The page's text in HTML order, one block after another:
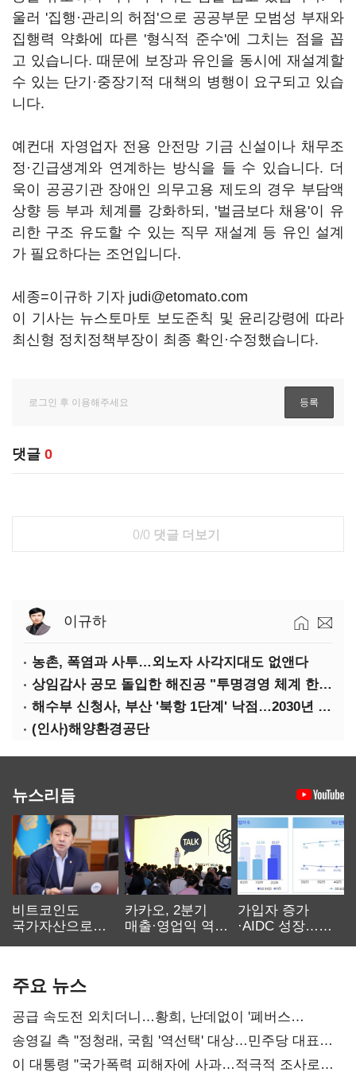
울러 '집행·관리의 허점'으로 공공부문 모범성 부재와
집행력 약화에 따른 '형식적 준수'에 그치는 점을 꼽
고 있습니다. 때문에 보장과 유인을 동시에 재설계할
수 있는 단기·중장기적 대책의 병행이 요구되고 있습
니다.
예컨대 자영업자 전용 안전망 기금 신설이나 채무조
정·긴급생계와 연계하는 방식을 들 수 있습니다. 더
욱이 공공기관 장애인 의무고용 제도의 경우 부담액
상향 등 부과 체계를 강화하되, '벌금보다 채용'이 유
리한 구조 유도할 수 있는 직무 재설계 등 유인 설계
가 필요하다는 조언입니다.
세종=이규하 기자 judi@etomato.com
이 기사는 뉴스토마토 보도준칙 및 윤리강령에 따라
최신형 정치정책부장이 최종 확인·수정했습니다.
댓글 0
0/0 댓글 더보기
이규하
농촌, 폭염과 사투…외노자 사각지대도 없앤다
상임감사 공모 돌입한 해진공 "투명경영 체계 한층 강화"
해수부 신청사, 부산 '북항 1단계' 낙점…2030년 완공 목표
(인사)해양환경공단
뉴스리듬
비트코인도
국가자산으로…'
카카오, 2분기
매출·영업익 역대
가입자 증가
·AIDC 성장…
주요 뉴스
공급 속도전 외치더니…황희, 난데없이 '폐버스
리모델링' 제안
송영길 측 "정청래, 국힘 '역선택' 대상…민주당 대표로
총선 지휘 못해"
이 대통령 "국가폭력 피해자에 사과…적극적 조사로